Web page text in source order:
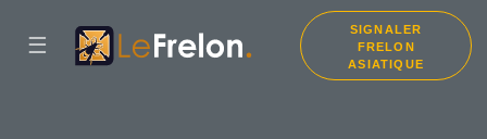
☰
SIGNALER
FRELON
ASIATIQUE